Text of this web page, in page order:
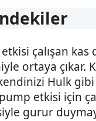
çalışan kas
ortaya çıkar.
Hulk
etkisi için
gurur